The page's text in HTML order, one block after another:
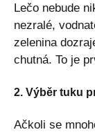
Lečo nebude
nezralé,
zelenina
chutná. To je
2. Výběr tuku
Ačkoli se